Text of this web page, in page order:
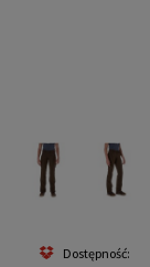
Dostępność: